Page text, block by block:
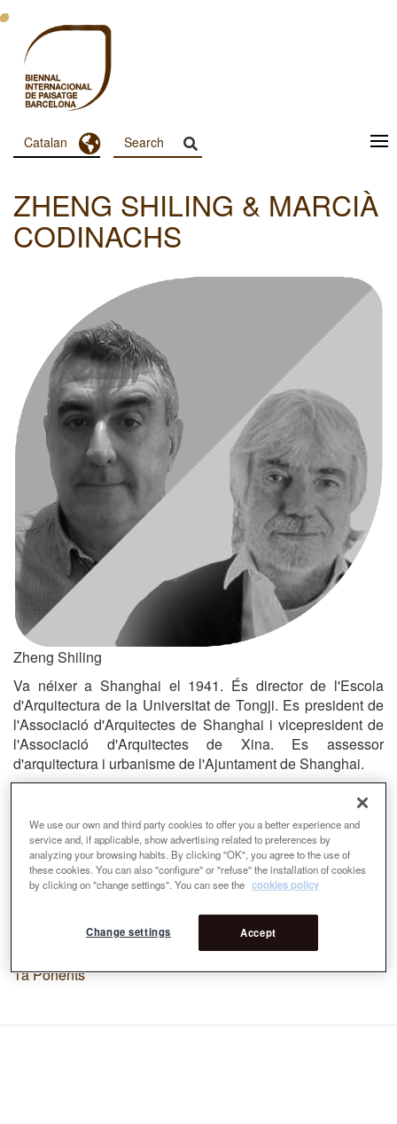
Vés
contingut
Menu
Principal
Dashboard
Catalan Toggle Dropdown
ZHENG SHILING & MARCIÀ
CODINACHS
Zheng Shiling
Va néixer a Shanghai el 1941. És director de l'Escola
d'Arquitectura de la Universitat de Tongji. Es president de
l'Associació d'Arquitectes de Shanghai i vicepresident de
l'Associació d'Arquitectes de Xina. Es assessor
d'arquitectura i urbanisme de l'Ajuntament de Shanghai.
Marcià Codinachs
Va néixer a Barcelona el 1955. Es professor de Projectes
de I'ETSAB i coordinador de la linia de doctorat "Els nous
instruments de l'arquitectura".
1a Ponents
We use our own and third party cookies to offer you a better experience and
service and, if applicable, show advertising related to preferences by
analyzing your browsing habits. By clicking "OK", you agree to the use of
these cookies. You can also "configure" or "refuse" the installation of cookies
by clicking on "change settings". You can see the cookies policy
Accept
Change settings